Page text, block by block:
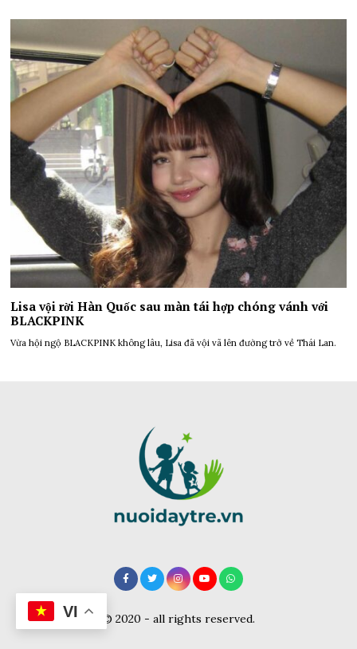
Lisa vội rời Hàn Quốc sau màn tái hợp chóng vánh với
BLACKPINK
Vừa hội ngộ BLACKPINK không lâu, Lisa đã vội vã lên đường trở về Thái Lan.
© 2020 - all rights reserved.
VI